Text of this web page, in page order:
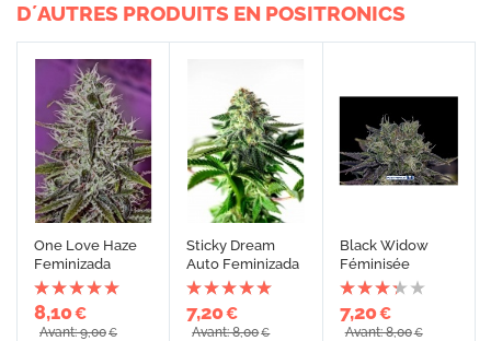
D´AUTRES PRODUITS EN POSITRONICS
One Love Haze
Feminizada
8,10€
Avant: 9,00€
Sticky Dream
Auto Feminizada
7,20€
Avant: 8,00€
Black Widow
Féminisée
7,20€
Avant: 8,00€